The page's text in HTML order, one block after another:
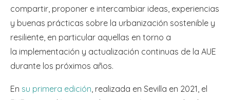
compartir, proponer e intercambiar ideas, experiencias
y buenas prácticas sobre la urbanización sostenible y
resiliente, en particular aquellas en torno a
la implementación y actualización continuas de la AUE
durante los próximos años.
En su primera edición, realizada en Sevilla en 2021, el